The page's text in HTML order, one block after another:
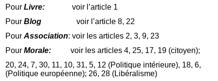
PourLivre:voir l’article 1
PourBlog voir l’article 8, 22
PourAssociation: voir les articles 2, 3, 9, 23
PourMorale:voir les articles 4, 25, 17, 19 (citoyen);
20, 24, 7, 30, 11, 10, 31, 5, 12 (Politique intérieure), 18, 6,
(Politique européenne); 26, 28 (Libéralisme)